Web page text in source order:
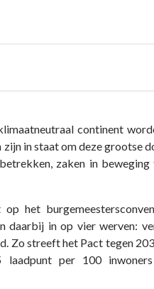
continent
in staat om deze grootse
zaken in
het
daarbij in op vier werven:
Zo streeft het Pact tegen
laadpunt per 100